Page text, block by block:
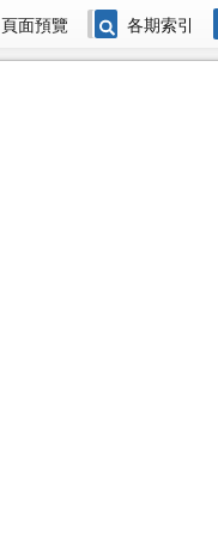
頁面預覽 各期索引